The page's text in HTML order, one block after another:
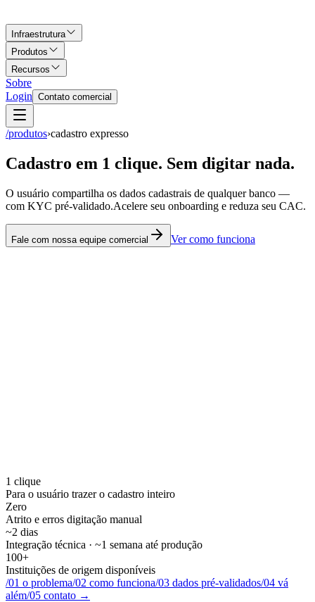
Infraestrutura
Produtos
Recursos
Sobre
Login Contato comercial
/produtos›cadastro expresso
Cadastro em 1 clique. Sem digitar nada.
O usuário compartilha os dados cadastrais de qualquer banco —
com KYC pré-validado.Acelere seu onboarding e reduza seu CAC.
Fale com nossa equipe comercial Ver como funciona
1 clique
Para o usuário trazer o cadastro inteiro
Zero
Atrito e erros digitação manual
~2 dias
Integração técnica · ~1 semana até produção
100+
Instituições de origem disponíveis
/01 o problema/02 como funciona/03 dados pré-validados/04 vá
além/05 contato →